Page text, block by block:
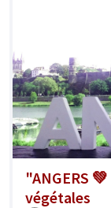
"ANGERS
végétales